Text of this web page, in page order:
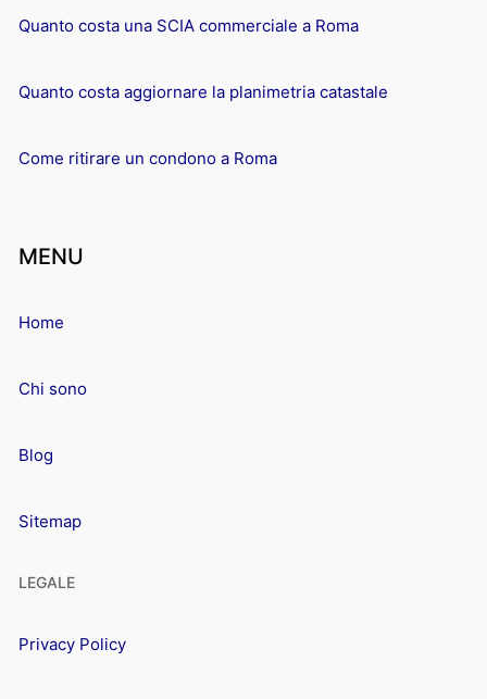
Quanto costa una SCIA commerciale a Roma
Quanto costa aggiornare la planimetria catastale
Come ritirare un condono a Roma
MENU
Home
Chi sono
Blog
Sitemap
LEGALE
Privacy Policy